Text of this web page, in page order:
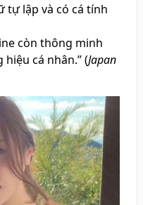
tự lập và có cá tính
còn thông minh
cá nhân.” (Japan